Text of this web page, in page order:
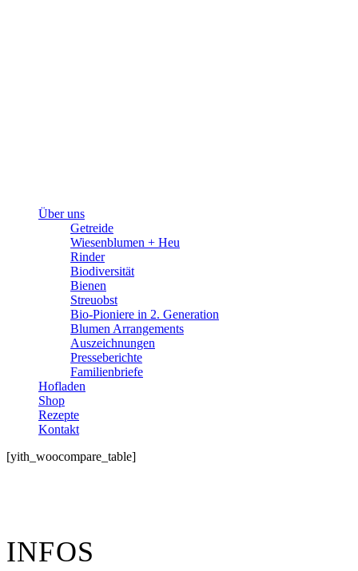
Über uns
Getreide
Wiesen­­blumen + Heu
Rinder
Bio­­diversität
Bienen
Streuobst
Bio-Pioniere in 2. Generation
Blumen Arrangements
Auszeichnungen
Presseberichte
Familienbriefe
Hofladen
Shop
Rezepte
Kontakt
[yith_woocompare_table]
INFOS